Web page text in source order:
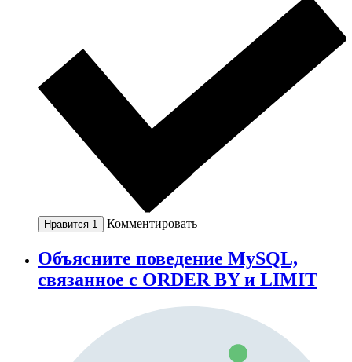
Нравится 1 Комментировать
Объясните поведение MySQL,
связанное с ORDER BY и LIMIT